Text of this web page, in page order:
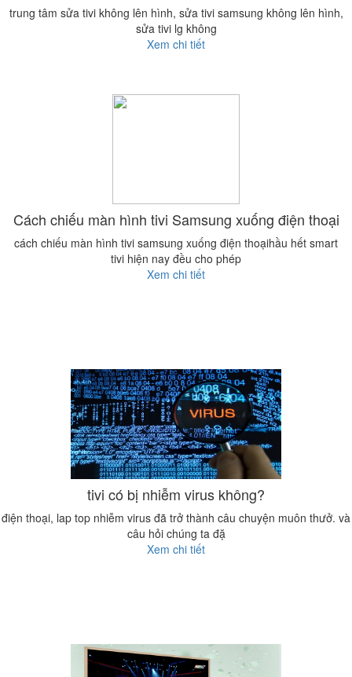
trung tâm sửa tivi không lên hình, sửa tivi samsung không lên hình,
sửa tivi lg không
Xem chi tiết
Cách chiếu màn hình tivi Samsung xuống điện thoại
cách chiếu màn hình tivi samsung xuống điện thoạihầu hết smart
tivi hiện nay đều cho phép
Xem chi tiết
tivi có bị nhiễm virus không?
điện thoại, lap top nhiễm virus đã trở thành câu chuyện muôn thưở. và
câu hỏi chúng ta đặ
Xem chi tiết